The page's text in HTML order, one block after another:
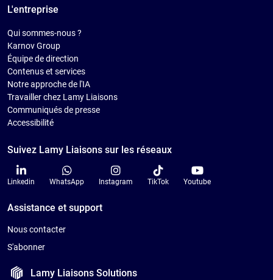
L'entreprise
Qui sommes-nous ?
Karnov Group
Équipe de direction
Contenus et services
Notre approche de l'IA
Travailler chez Lamy Liaisons
Communiqués de presse
Accessibilité
Suivez Lamy Liaisons sur les réseaux
Linkedin WhatsApp Instagram TikTok Youtube
Assistance et support
Nous contacter
S'abonner
Lamy LiaisonsSolutions